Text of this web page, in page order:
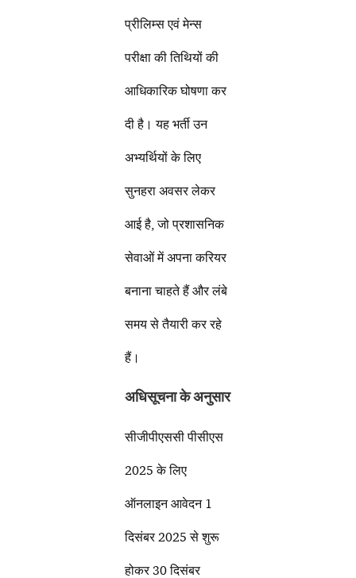
प्रीलिम्स एवं मेन्स
परीक्षा की तिथियों की
आधिकारिक घोषणा कर
दी है। यह भर्ती उन
अभ्यर्थियों के लिए
सुनहरा अवसर लेकर
आई है, जो प्रशासनिक
सेवाओं में अपना करियर
बनाना चाहते हैं और लंबे
समय से तैयारी कर रहे
हैं।
अधिसूचना के अनुसार
सीजीपीएससी पीसीएस
2025 के लिए
ऑनलाइन आवेदन 1
दिसंबर 2025 से शुरू
होकर 30 दिसंबर